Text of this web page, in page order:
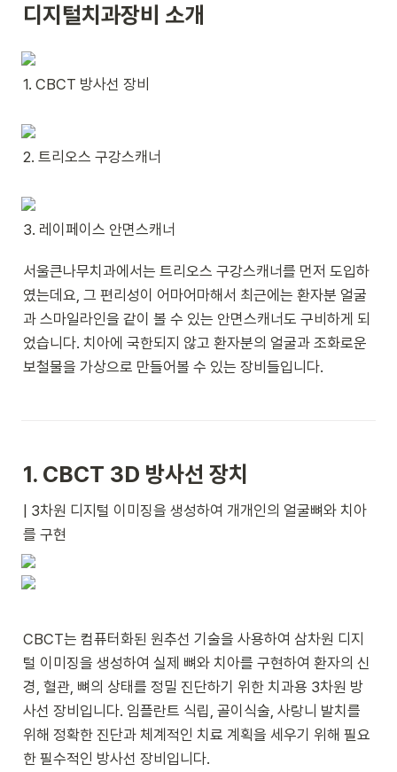
디지털치과장비 소개
1. CBCT 방사선 장비
2. 트리오스 구강스캐너
3. 레이페이스 안면스캐너
서울큰나무치과에서는 트리오스 구강스캐너를 먼저 도입하
였는데요, 그 편리성이 어마어마해서 최근에는 환자분 얼굴
과 스마일라인을 같이 볼 수 있는 안면스캐너도 구비하게 되
었습니다. 치아에 국한되지 않고 환자분의 얼굴과 조화로운
보철물을 가상으로 만들어볼 수 있는 장비들입니다.
1. CBCT 3D 방사선 장치
| 3차원 디지털 이미징을 생성하여 개개인의 얼굴뼈와 치아
를 구현
CBCT는 컴퓨터화된 원추선 기술을 사용하여 삼차원 디지
털 이미징을 생성하여 실제 뼈와 치아를 구현하여 환자의 신
경, 혈관, 뼈의 상태를 정밀 진단하기 위한 치과용 3차원 방
사선 장비입니다. 임플란트 식립, 골이식술, 사랑니 발치를
위해 정확한 진단과 체계적인 치료 계획을 세우기 위해 필요
한 필수적인 방사선 장비입니다.